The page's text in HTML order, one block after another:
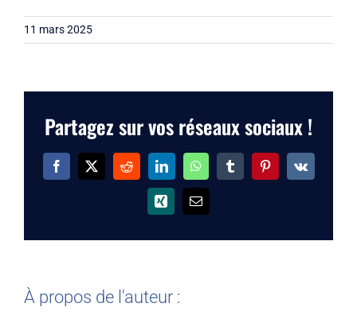
11 mars 2025
Partagez sur vos réseaux sociaux !
Facebook
X RedditLinkedInWhatsAppTumblrPinterest
Vk
Xing Email
À propos de l'auteur :